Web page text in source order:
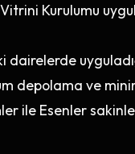
Kurulumu
depolama ve
ile Esenler